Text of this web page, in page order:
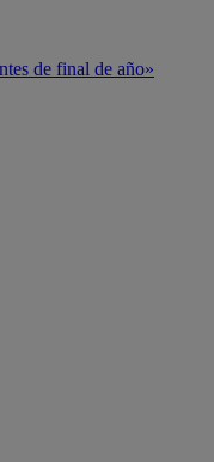
de final de año»